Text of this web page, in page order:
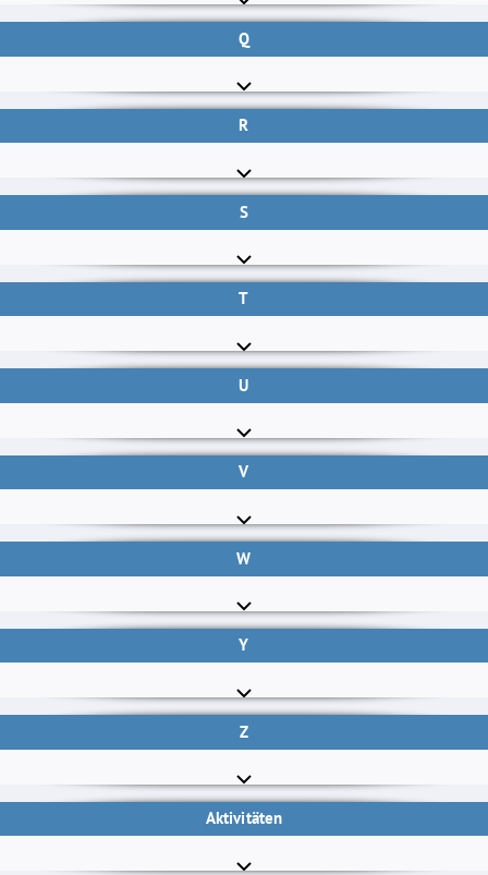
Q
R
S
T
U
V
W
Y
Z
Aktivitäten